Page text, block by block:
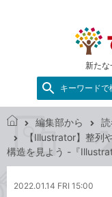
新たな
キーワードで
き
ッ
編集部から
【Illustrator】整列
構造を見よう -『
2022.01.14 FRI 15:00